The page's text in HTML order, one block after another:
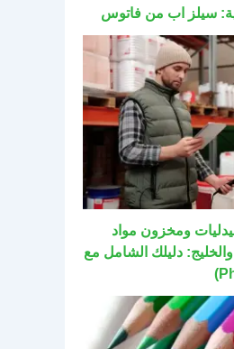
سيلز اب من فاتوس
ومخزون مواد
دليلك الشامل مع